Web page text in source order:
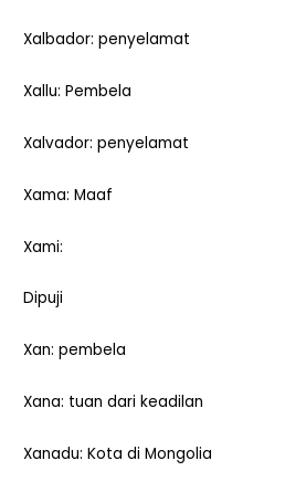
Xalbador: penyelamat
Xallu: Pembela
Xalvador: penyelamat
Xama: Maaf
Xami:
Dipuji
Xan: pembela
Xana: tuan dari keadilan
Xanadu: Kota di Mongolia